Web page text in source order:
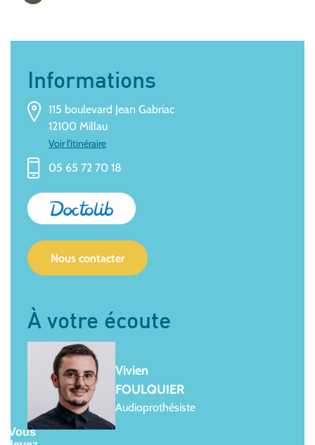
Informations
115 boulevard Jean Gabriac
12100 Millau
Voir l'itinéraire
05 65 72 70 18
Nous contacter
À votre écoute
Vivien
FOULQUIER
Audioprothésiste
Vous